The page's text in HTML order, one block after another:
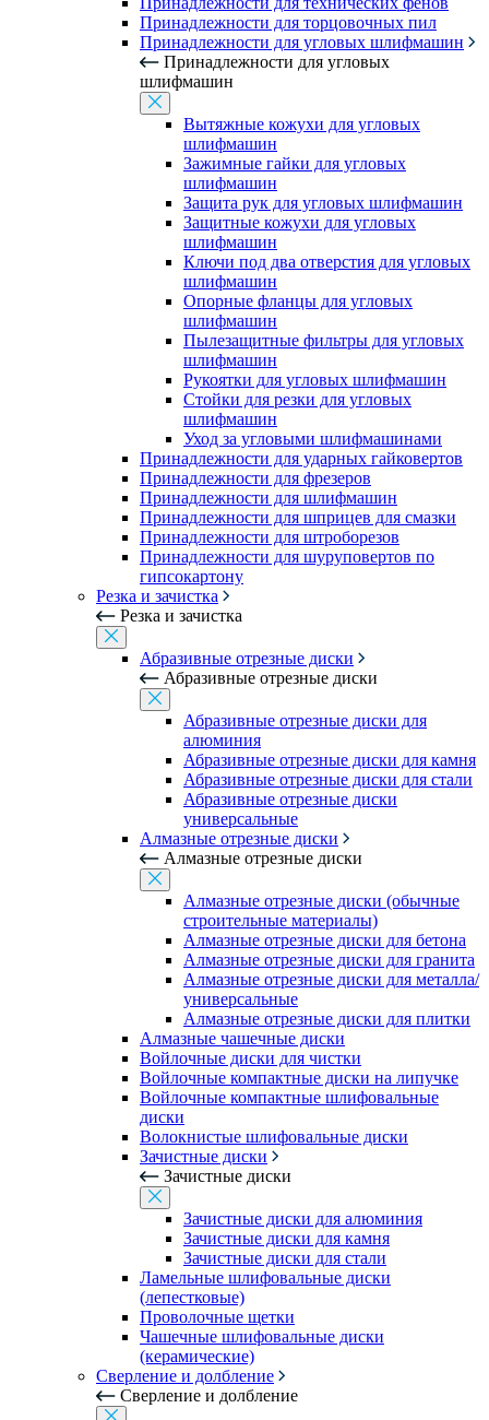
Принадлежности для торцовочных пил
Принадлежности для угловых шлифмашин
Принадлежности для угловых
шлифмашин
Вытяжные кожухи для угловых
шлифмашин
Зажимные гайки для угловых
шлифмашин
Защита рук для угловых шлифмашин
Защитные кожухи для угловых
шлифмашин
Ключи под два отверстия для угловых
шлифмашин
Опорные фланцы для угловых
шлифмашин
Пылезащитные фильтры для угловых
шлифмашин
Рукоятки для угловых шлифмашин
Стойки для резки для угловых
шлифмашин
Уход за угловыми шлифмашинами
Принадлежности для ударных гайковертов
Принадлежности для фрезеров
Принадлежности для шлифмашин
Принадлежности для шприцев для смазки
Принадлежности для штроборезов
Принадлежности для шуруповертов по
гипсокартону
Резка и зачистка
Резка и зачистка
Абразивные отрезные диски
Абразивные отрезные диски
Абразивные отрезные диски для
алюминия
Абразивные отрезные диски для камня
Абразивные отрезные диски для стали
Абразивные отрезные диски
универсальные
Алмазные отрезные диски
Алмазные отрезные диски
Алмазные отрезные диски (обычные
строительные материалы)
Алмазные отрезные диски для бетона
Алмазные отрезные диски для гранита
Алмазные отрезные диски для металла/
универсальные
Алмазные отрезные диски для плитки
Алмазные чашечные диски
Войлочные диски для чистки
Войлочные компактные диски на липучке
Войлочные компактные шлифовальные
диски
Волокнистые шлифовальные диски
Зачистные диски
Зачистные диски
Зачистные диски для алюминия
Зачистные диски для камня
Зачистные диски для стали
Ламельные шлифовальные диски
(лепестковые)
Проволочные щетки
Чашечные шлифовальные диски
(керамические)
Сверление и долбление
Сверление и долбление